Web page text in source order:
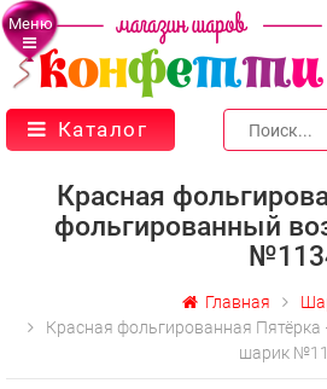
Меню
Каталог
Красная
фольгированный
Главная
Красная фольгированная
шарик